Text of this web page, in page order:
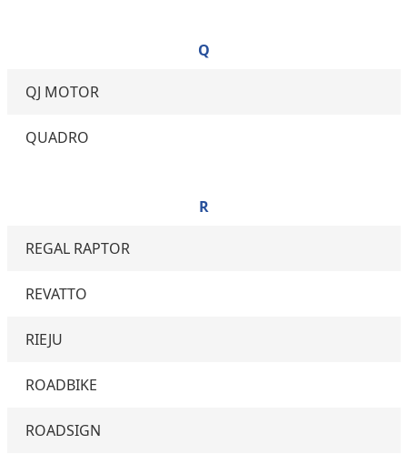
Q
QJ MOTOR
QUADRO
R
REGAL RAPTOR
REVATTO
RIEJU
ROADBIKE
ROADSIGN